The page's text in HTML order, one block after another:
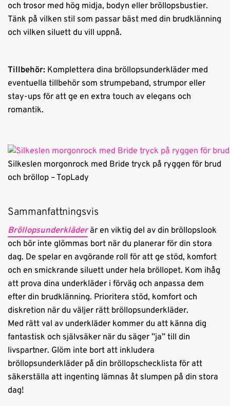
och trosor med hög midja, bodyn eller bröllopsbustier.
Tänk på vilken stil som passar bäst med din brudklänning
och vilken siluett du vill uppnå.
Tillbehör: Komplettera dina bröllopsunderkläder med
eventuella tillbehör som strumpeband, strumpor eller
stay-ups för att ge en extra touch av elegans och
romantik.
Silkeslen morgonrock med Bride tryck på ryggen för brud
och bröllop – TopLady
Sammanfattningsvis
Bröllopsunderkläderär en viktig del av din bröllopslook
och bör inte glömmas bort när du planerar för din stora
dag. De spelar en avgörande roll för att ge stöd, komfort
och en smickrande siluett under hela bröllopet. Kom ihåg
att prova dina underkläder i förväg och anpassa dem
efter din brudklänning. Prioritera stöd, komfort och
diskretion när du väljer rätt bröllopsunderkläder.
Med rätt val av underkläder kommer du att känna dig
fantastisk och självsäker när du säger ”ja” till din
livspartner. Glöm inte bort att inkludera
bröllopsunderkläder på din bröllopschecklista för att
säkerställa att ingenting lämnas åt slumpen på din stora
dag!